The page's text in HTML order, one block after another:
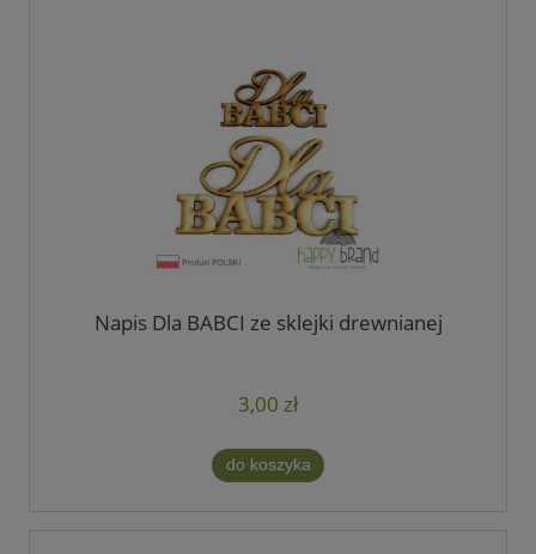
Napis Dla BABCI ze sklejki drewnianej
3,00 zł
do koszyka